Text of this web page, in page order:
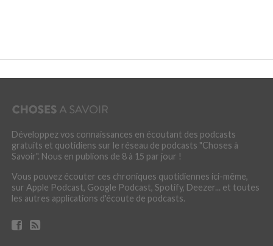
Développez vos connaissances en écoutant des podcasts
gratuits et quotidiens sur le réseau de podcasts "Choses à
Savoir". Nous en publions de 8 à 15 par jour !
Vous pouvez écouter ces chroniques quotidiennes ici-même,
sur Apple Podcast, Google Podcast, Spotify, Deezer... et toutes
les autres applications d'écoute de podcasts.